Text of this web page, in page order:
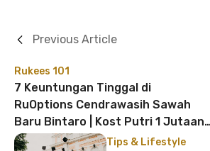
Rukees 101
7 Keuntungan Tinggal di
RuOptions Cendrawasih Sawah
Baru Bintaro | Kost Putri 1 Jutaan
Dekat Kampus!
Previous Article
Tips & Lifestyle